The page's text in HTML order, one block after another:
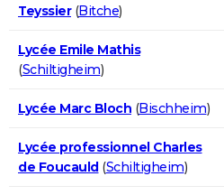
Teyssier(Bitche)
Lycée Emile Mathis
(Schiltigheim)
Lycée Marc Bloch (Bischheim)
Lycée professionnel Charles
de Foucauld(Schiltigheim)